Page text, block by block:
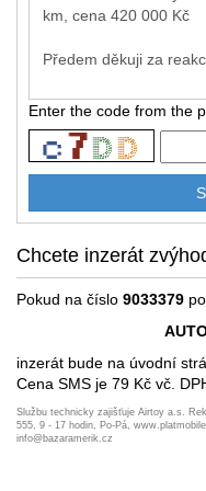
Enter the code from the
Chcete inzerát
Pokud na číslo 9033379
inzerát bude na úvodní
Cena SMS je 79 Kč vč.
Službu technicky zajišťuje Airtoy a.s.
555, 9 - 17 hodin, Po-Pá,
info@bazaramerik.cz